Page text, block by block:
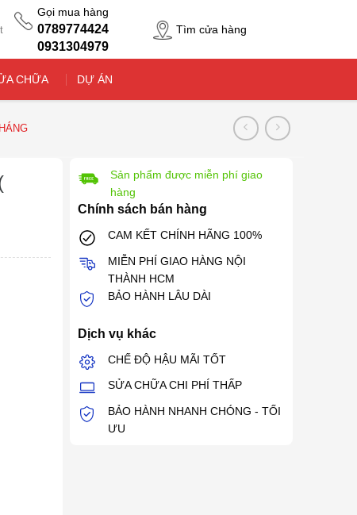
Gọi mua hàng
0789774424
0931304979
Tìm cửa hàng
CHỮA DỰ ÁN
Sản phẩm được miễn phí giao
hàng
Chính sách bán hàng
CAM KẾT CHÍNH HÃNG 100%
MIỄN PHÍ GIAO HÀNG NỘI
THÀNH HCM
BẢO HÀNH LÂU DÀI
Dịch vụ khác
CHẾ ĐỘ HẬU MÃI TỐT
SỬA CHỮA CHI PHÍ THẤP
BẢO HÀNH NHANH CHÓNG - TỐI
ƯU